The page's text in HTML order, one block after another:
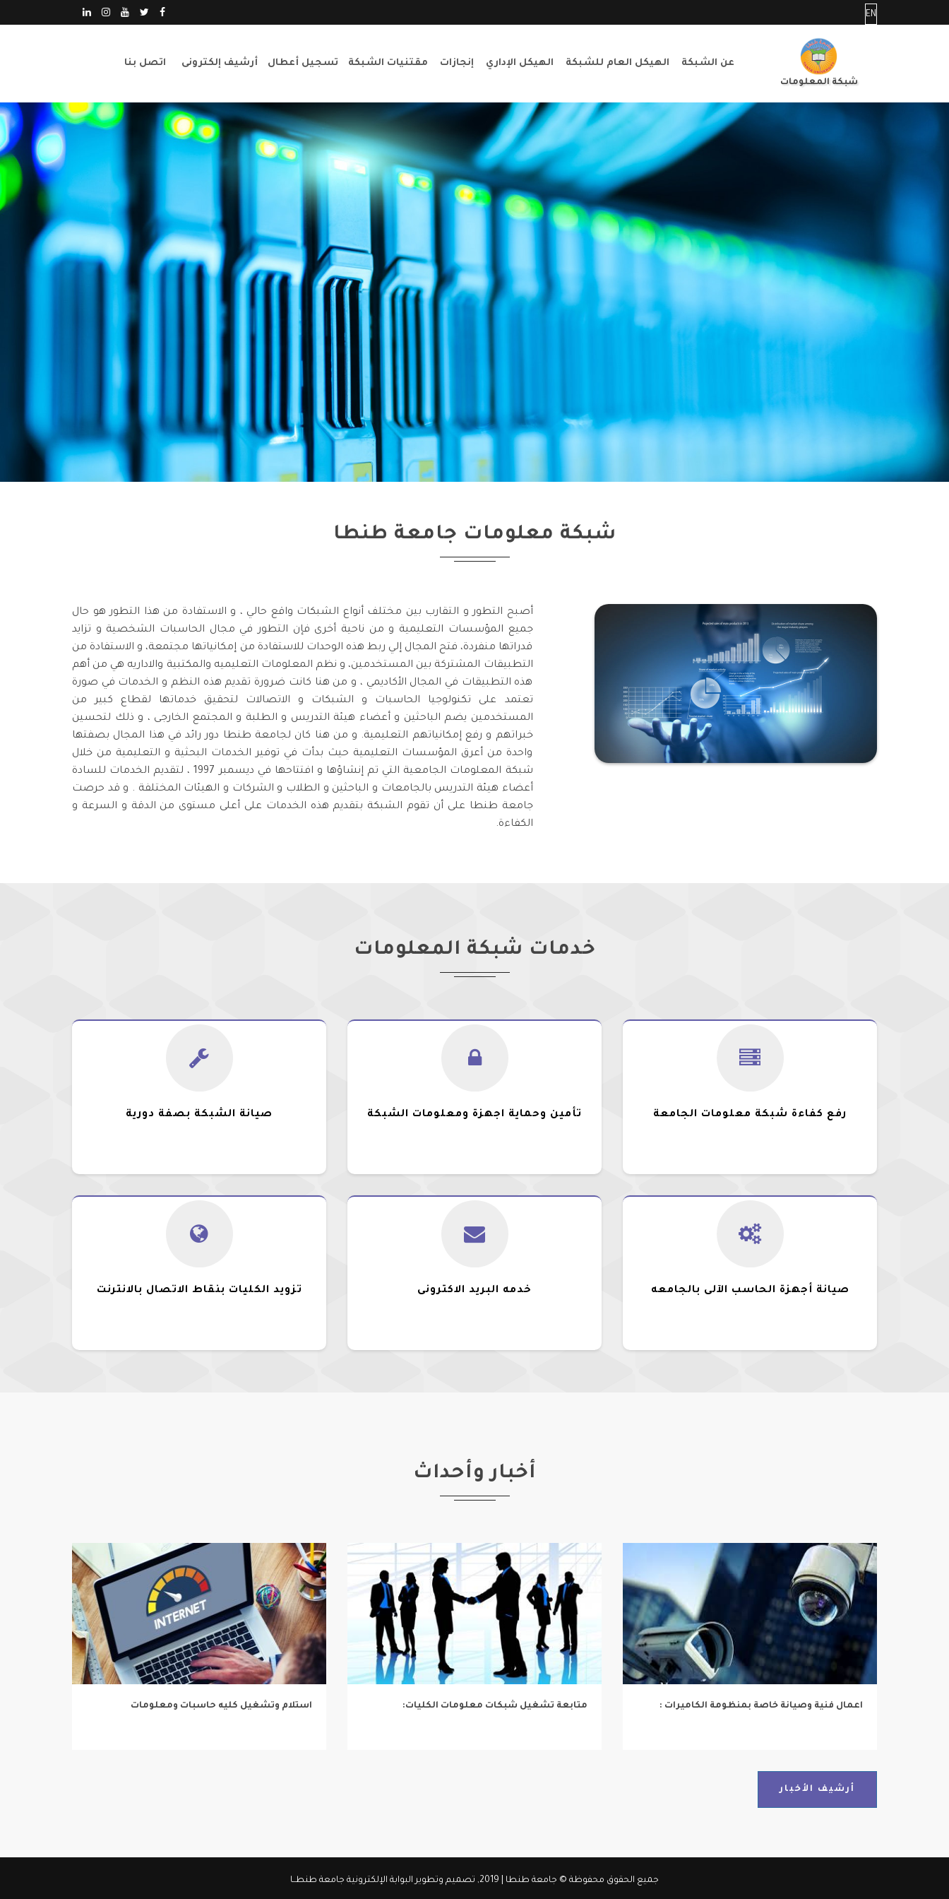
EN
شبكة المعلومات
عن الشبكة الهيكل العام للشبكة الهيكل الإداري إنجازات مقتنيات الشبكة تسجيل أعطال أرشيف إلكترونى اتصل بنا
شبكة معلومات جامعة طنطا
أصبح التطور و التقارب بين مختلف أنواع الشبكات واقع حالي ، و الاستفادة من هذا التطور هو حال
جميع المؤسسات التعليمية و من ناحية أخرى فإن التطور في مجال الحاسبات الشخصية و تزايد
قدراتها منفردة، فتح المجال إلي ربط هذه الوحدات للاستفادة من إمكانياتها مجتمعة، و الاستفادة من
التطبيقات المشتركة بين المستخدمين، و نظم المعلومات التعليميه والمكتبية والاداريه هي من أهم
هذه التطبيقات في المجال الأكاديمي ، و من هنا كانت ضرورة تقديم هذه النظم و الخدمات في صورة
تعتمد على تكنولوجيا الحاسبات و الشبكات و الاتصالات لتحقيق خدماتها لقطاع كبير من
المستخدمين يضم الباحثين و أعضاء هيئة التدريس و الطلبة و المجتمع الخارجى ، و ذلك لتحسين
خبراتهم و رفع إمكانياتهم التعليمية. و من هنا كان لجامعة طنطا دور رائد في هذا المجال بصفتها
واحدة من أعرق المؤسسات التعليمية حيث بدأت في توفير الخدمات البحثية و التعليمية من خلال
شبكة المعلومات الجامعية التي تم إنشاؤها و افتتاحها في ديسمبر 1997 ، لتقديم الخدمات للسادة
أعضاء هيئة التدريس بالجامعات و الباحثين و الطلاب و الشركات و الهيئات المختلفة . و قد حرصت
جامعة طنطا على أن تقوم الشبكة بتقديم هذه الخدمات على أعلى مستوى من الدقة و السرعة و
الكفاءة.
خدمات شبكة المعلومات
رفع كفاءة شبكة معلومات الجامعة تأمين وحماية اجهزة ومعلومات الشبكة صيانة الشبكة بصفة دورية
صيانة أجهزة الحاسب الآلى بالجامعه خدمه البريد الاكترونى تزويد الكليات بنقاط الاتصال بالانترنت
أخبار وأحداث
اعمال فنية وصيانة خاصة بمنظومة الكاميرات : متابعة تشغيل شبكات معلومات الكليات: استلام وتشغيل كليه حاسبات ومعلومات
أرشيف الأخبار
جميع الحقوق محفوظة © جامعة طنطا | 2019, تصميم وتطوير البوابة الإلكترونية جامعة طنطــا